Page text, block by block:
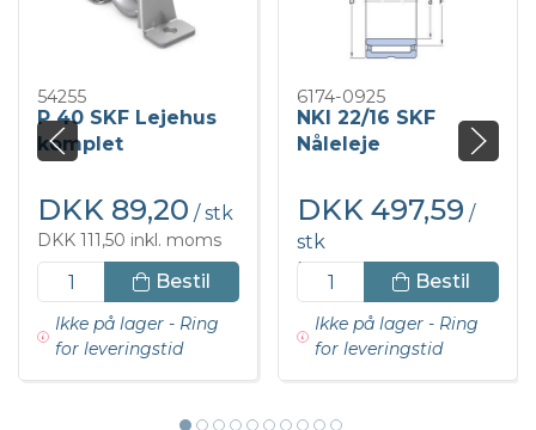
54255
P 40 SKF Lejehus
komplet
DKK 89,20 / stk
DKK 111,50 inkl. moms
Bestil
Ikke på lager - Ring
for leveringstid
6174-0925
NKI 22/16 SKF
Nåleleje
DKK 497,59 /
stk
DKK 621,98 inkl. moms
Bestil
Ikke på lager - Ring
for leveringstid